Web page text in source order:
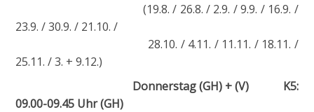
(19.8. / 26.8. / 2.9. / 9.9. / 16.9. /
23.9. / 30.9. / 21.10. /
28.10. / 4.11. / 11.11. / 18.11. /
25.11. / 3. + 9.12.)
Donnerstag (GH) + (V) K5:
09.00-09.45 Uhr (GH)